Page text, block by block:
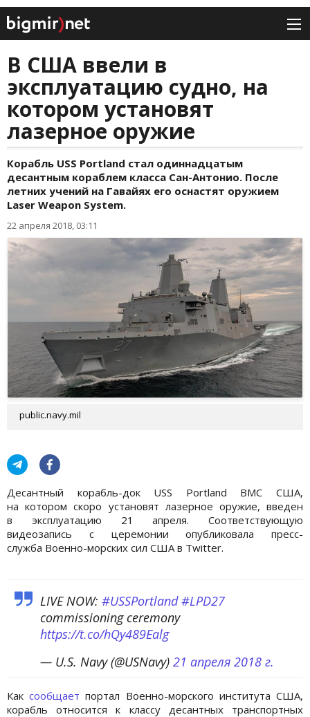
В США ввели в
эксплуатацию судно, на
котором установят
лазерное оружие
Корабль USS Portland стал одиннадцатым
десантным кораблем класса Сан-Антонио. После
летних учений на Гавайях его оснастят оружием
Laser Weapon System.
22 апреля 2018, 03:11
public.navy.mil
Десантный корабль-док USS Portland ВМС США,
на котором скоро установят лазерное оружие, введен
в эксплуатацию 21 апреля. Соответствующую
видеозапись с церемонии опубликовала пресс-
служба Военно-морских сил США в Twitter.
LIVE NOW: #USSPortland #LPD27
commissioning ceremony
https://t.co/hQy489Ealg
— U.S. Navy (@USNavy) 21 апреля 2018 г.
Каксообщает портал Военно-морского института США,
корабль относится к классу десантных транспортных